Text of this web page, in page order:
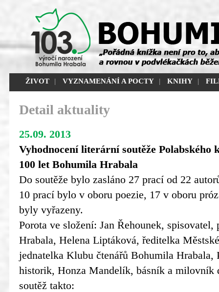
ŽIVOT | VYZNAMENÁNÍ A POCTY | KNIHY |
Detail aktuality
25.09. 2013
Vyhodnocení literární soutěže Polabského
100 let Bohumila Hrabala
Do soutěže bylo zasláno 27 prací od 22
10 prací bylo v oboru poezie, 17 v oboru
byly vyřazeny.
Porota ve složení: Jan Řehounek,
Hrabala, Helena Liptáková, ředitelka
jednatelka Klubu čtenářů Bohumila
historik, Honza Mandelík, básník a milovník
soutěž takto: